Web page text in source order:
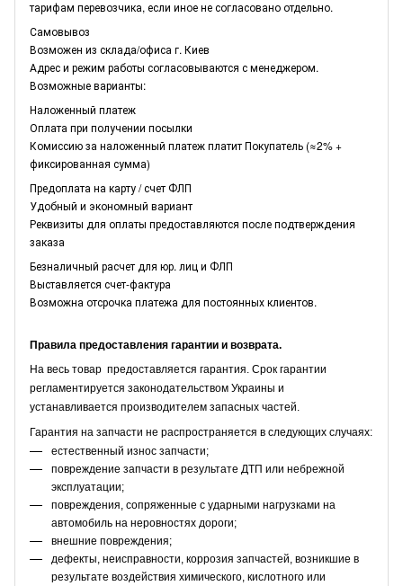
тарифам перевозчика, если иное не согласовано отдельно.
Самовывоз
Возможен из склада/офиса г. Киев
Адрес и режим работы согласовываются с менеджером.
Возможные варианты:
Наложенный платеж
Оплата при получении посылки
Комиссию за наложенный платеж платит Покупатель (≈2% +
фиксированная сумма)
Предоплата на карту / счет ФЛП
Удобный и экономный вариант
Реквизиты для оплаты предоставляются после подтверждения
заказа
Безналичный расчет для юр. лиц и ФЛП
Выставляется счет-фактура
Возможна отсрочка платежа для постоянных клиентов.
Правила предоставления гарантии и возврата.
На весь товар предоставляется гарантия. Срок гарантии
регламентируется законодательством Украины и
устанавливается производителем запасных частей.
Гарантия на запчасти не распространяется в следующих случаях:
естественный износ запчасти;
повреждение запчасти в результате ДТП или небрежной
эксплуатации;
повреждения, сопряженные с ударными нагрузками на
автомобиль на неровностях дороги;
внешние повреждения;
дефекты, неисправности, коррозия запчастей, возникшие в
результате воздействия химического, кислотного или